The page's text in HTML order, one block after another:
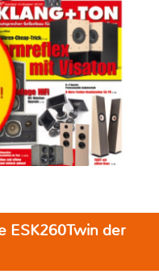
ESK260Twin der